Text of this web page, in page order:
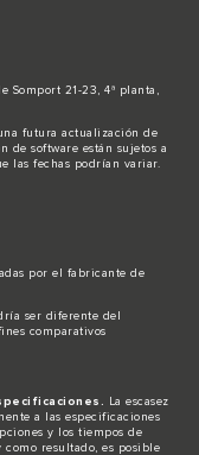
Somport 21-23, 4ª planta,
futura actualización de
de software están sujetos a
las fechas podrían variar.
por el fabricante de
ser diferente del
comparativos
La escasez
a las especificaciones
y los tiempos de
resultado, es posible